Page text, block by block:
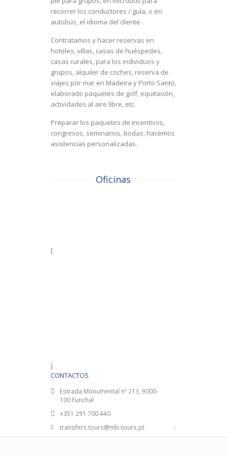
recorrer los conductores / guía, o en
autobús, el idioma del cliente .
Contratamos y hacer reservas en
hoteles, villas, casas de huéspedes,
casas rurales, para los individuos y
grupos, alquiler de coches, reserva de
viajes por mar en Madeira y Porto Santo,
elaborado paquetes de golf, equitación,
actividades al aire libre, etc.
Preparar los paquetes de incentivos,
congresos, seminarios, bodas, hacemos
asistencias personalizadas.
Oficinas
[
]
CONTACTOS
Estrada Monumental nº 213, 9000-
100 Funchal
+351 291 700 440
transfers.tours@mb-tours.pt